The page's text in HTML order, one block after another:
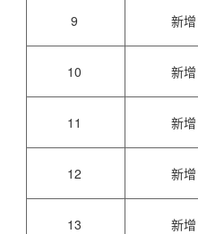
9 新增
10 新增
11 新增
12 新增
13 新增